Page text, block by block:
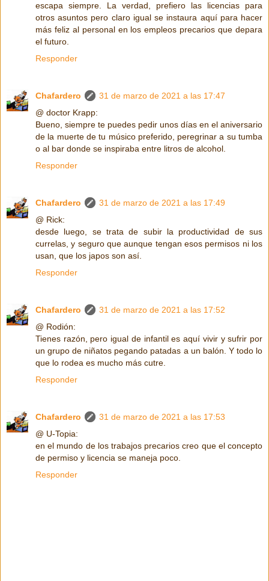
escapa siempre. La verdad, prefiero las licencias para
otros asuntos pero claro igual se instaura aquí para hacer
más feliz al personal en los empleos precarios que depara
el futuro.
Responder
Chafardero
31 de marzo de 2021 a las 17:47
@ doctor Krapp:
Bueno, siempre te puedes pedir unos días en el aniversario
de la muerte de tu músico preferido, peregrinar a su tumba
o al bar donde se inspiraba entre litros de alcohol.
Responder
Chafardero
31 de marzo de 2021 a las 17:49
@ Rick:
desde luego, se trata de subir la productividad de sus
currelas, y seguro que aunque tengan esos permisos ni los
usan, que los japos son así.
Responder
Chafardero
31 de marzo de 2021 a las 17:52
@ Rodión:
Tienes razón, pero igual de infantil es aquí vivir y sufrir por
un grupo de niñatos pegando patadas a un balón. Y todo lo
que lo rodea es mucho más cutre.
Responder
Chafardero
31 de marzo de 2021 a las 17:53
@ U-Topia:
en el mundo de los trabajos precarios creo que el concepto
de permiso y licencia se maneja poco.
Responder